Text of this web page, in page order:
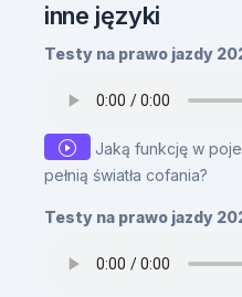
inne języki
Testy na prawo jazdy
Jaką funkcję w
pełnią światła cofania?
Testy na prawo jazdy